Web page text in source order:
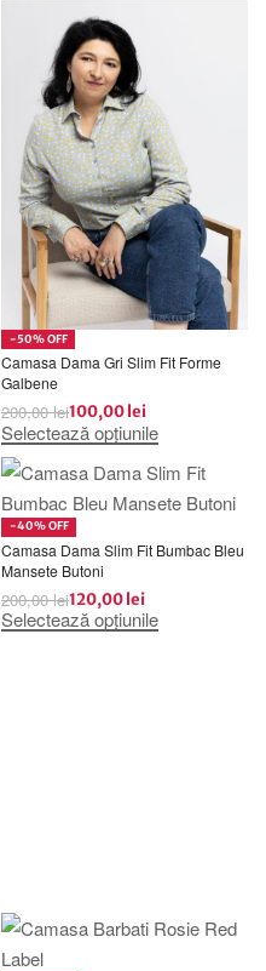
-50% OFF
Camasa Dama Gri Slim Fit Forme
Galbene
200,00lei100,00lei
Selectează opțiunile
-40% OFF
Camasa Dama Slim Fit Bumbac Bleu
Mansete Butoni
200,00lei120,00lei
Selectează opțiunile